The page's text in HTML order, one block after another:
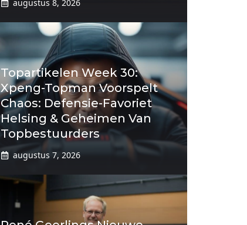
augustus 8, 2026
Topartikelen Week 30:
Xpeng-Topman Voorspelt
Chaos: Defensie-Favoriet
Helsing & Geheimen Van
Topbestuurders
augustus 7, 2026